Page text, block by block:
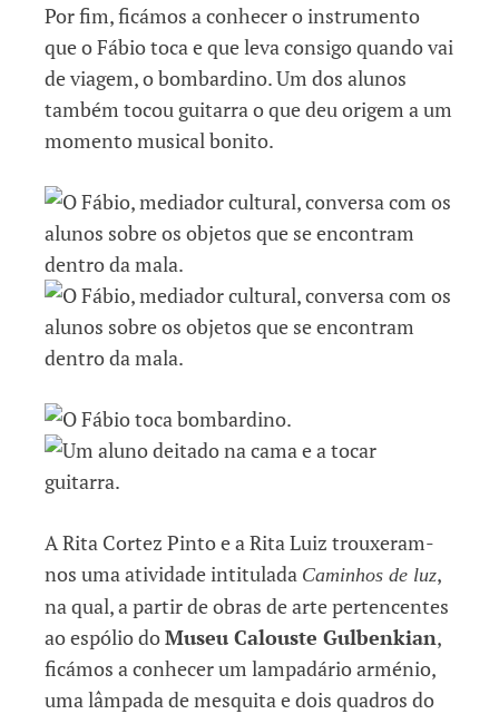
Por fim, ficámos a conhecer o instrumento
que o Fábio toca e que leva consigo quando vai
de viagem, o bombardino. Um dos alunos
também tocou guitarra o que deu origem a um
momento musical bonito.
A Rita Cortez Pinto e a Rita Luiz trouxeram-
nos uma atividade intitulada Caminhos de luz,
na qual, a partir de obras de arte pertencentes
ao espólio doMuseu Calouste Gulbenkian,
ficámos a conhecer um lampadário arménio,
uma lâmpada de mesquita e dois quadros do